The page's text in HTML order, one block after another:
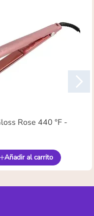
Rose 440 °F -
Añadir al carrito